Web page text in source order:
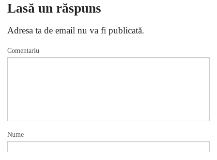
Lasă un răspuns
Adresa ta de email nu va fi publicată.
Comentariu
Nume